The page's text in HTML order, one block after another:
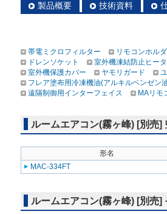
製品概要 技術資料
帯電ミクロフィルター
リモコンホル
ドレンソケット
室外機凍結防止ヒー
室外機保護カバー
ヤモリガード
フレア塗布用冷凍機油(アルキルベンゼン
遠隔制御用インターフェイス
MAリモ
ルームエアコン(霧ヶ峰) [別売
形名
MAC-334FT
ルームエアコン(霧ヶ峰) [別売]